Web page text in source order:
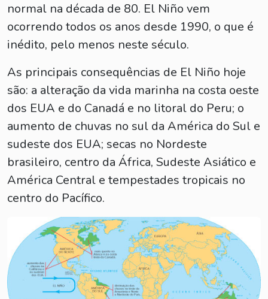
normal na década de 80. El Niño vem
ocorrendo todos os anos desde 1990, o que é
inédito, pelo menos neste século.
As principais consequências de El Niño hoje
são: a alteração da vida marinha na costa oeste
dos EUA e do Canadá e no litoral do Peru; o
aumento de chuvas no sul da América do Sul e
sudeste dos EUA; secas no Nordeste
brasileiro, centro da África, Sudeste Asiático e
América Central e tempestades tropicais no
centro do Pacífico.